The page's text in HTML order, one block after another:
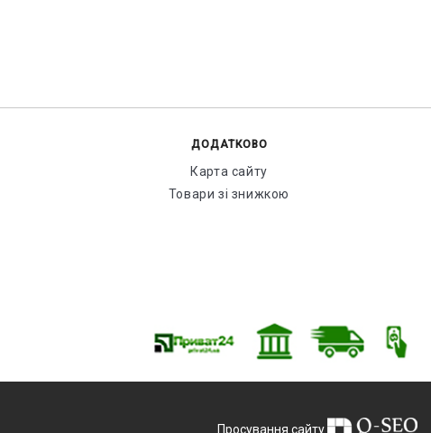
ДОДАТКОВО
Карта сайту
Товари зі знижкою
Просування сайту